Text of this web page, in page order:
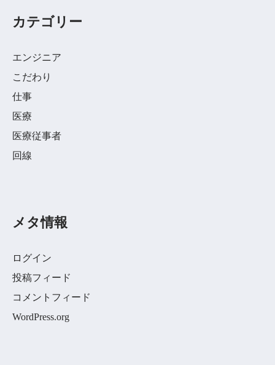
カテゴリー
エンジニア
こだわり
仕事
医療
医療従事者
回線
メタ情報
ログイン
投稿フィード
コメントフィード
WordPress.org